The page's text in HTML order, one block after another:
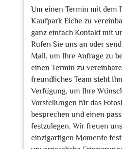
Um einen Termin mit dem
Kaufpark Eiche zu
ganz einfach Kontakt mit
Rufen Sie uns an oder
Mail, um Ihre Anfrage zu
einen Termin zu
freundliches Team steht
Verfügung, um Ihre
Vorstellungen für das
besprechen und einen
festzulegen. Wir freuen
einzigartigen Momente